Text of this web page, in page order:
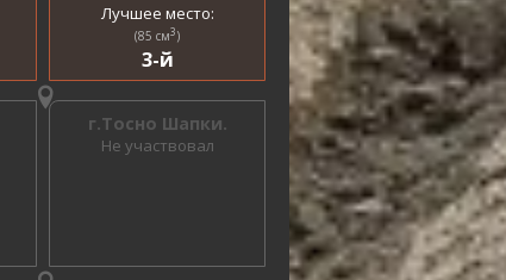
Лучшее место:
(85 см3)
3-й
г.Тосно Шапки.
Не участвовал